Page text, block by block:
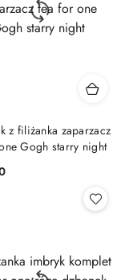
z filiżanka zaparzacz
Gogh starry night